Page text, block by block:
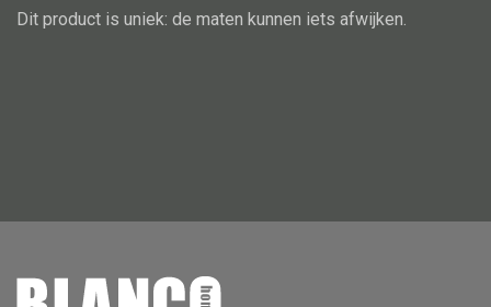
Poef
Wandlamp
Dit product is uniek: de maten kunnen iets afwijken.